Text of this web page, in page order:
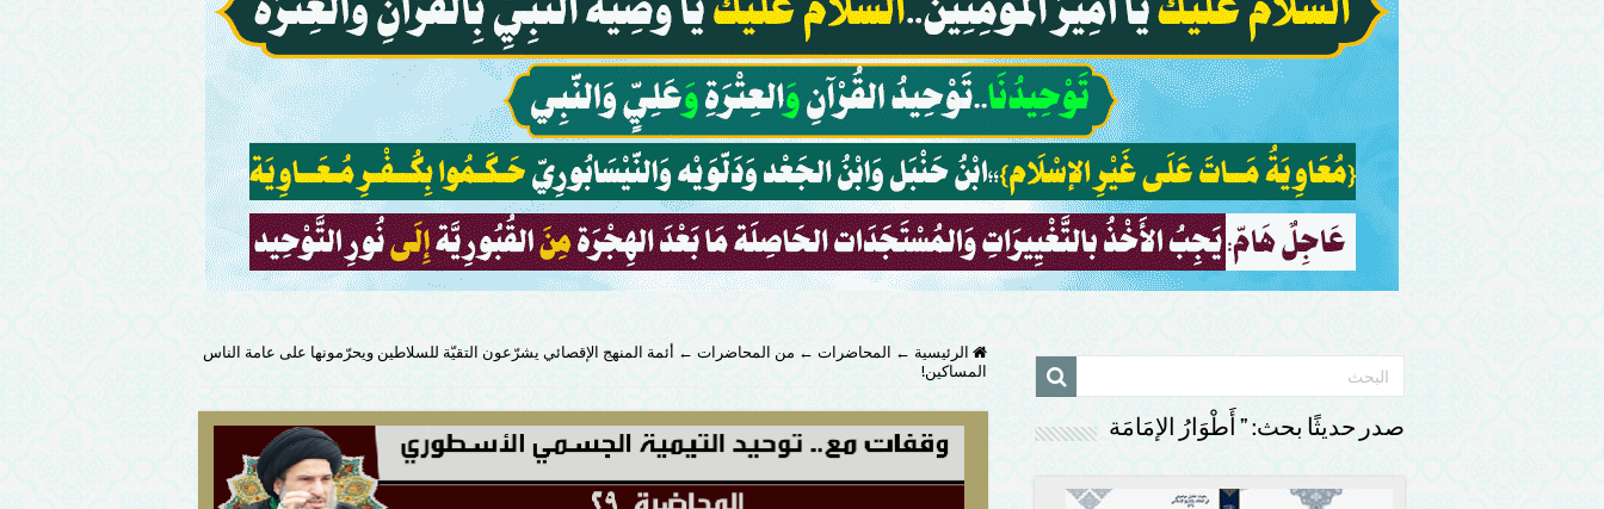
الرئيسية ← المحاضرات ← من المحاضرات ← أئمة المنهج الإقصائي يشرّعون التقيّة للسلاطين ويحرّمونها على عامة الناس
المساكين!
صدر حديثًا بحث: ” أَطْوَارُ الإمَامَة